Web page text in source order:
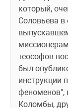
который,
Соловьева в
теософов
был
инструкции
феноменов",
Коломбы,